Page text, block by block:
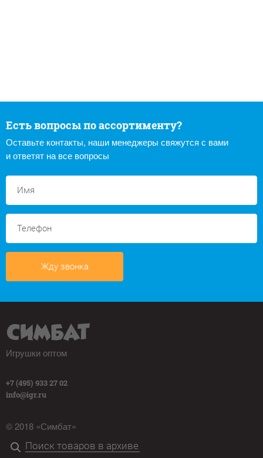
Есть вопросы по ассортименту?
Оставьте контакты, наши менеджеры свяжутся с вами
и ответят на все вопросы
Жду звонка
Игрушки оптом
+7 (495) 933 27 02
info@igr.ru
© 2018 «Симбат»